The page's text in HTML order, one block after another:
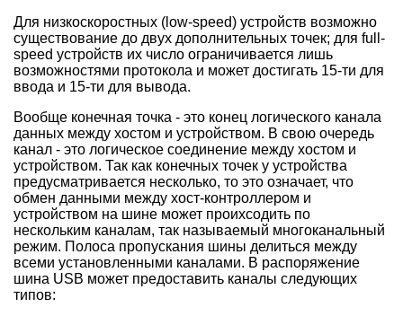
Для низкоскоростных (low-speed) устройств возможно
существование до двух дополнительных точек; для full-
speed устройств их число ограничивается лишь
возможностями протокола и может достигать 15-ти для
ввода и 15-ти для вывода.
Вообще конечная точка - это конец логического канала
данных между хостом и устройством. В свою очередь
канал - это логическое соединение между хостом и
устройством. Так как конечных точек у устройства
предусматривается несколько, то это означает, что
обмен данными между хост-контроллером и
устройством на шине может проихсодить по
нескольким каналам, так называемый многоканальный
режим. Полоса пропускания шины делиться между
всеми установленными каналами. В распоряжение
шина USB может предоставить каналы следующих
типов: